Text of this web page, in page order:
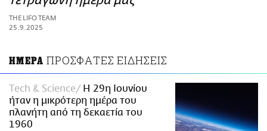
ΑΜΠΑ
PRINT
THE LIFO TEAM
25.9.2025
ΗΜΕΡΑ ΠΡΟΣΦΑΤΕΣ ΕΙΔΗΣΕΙΣ
Τech & Science
Η 29η Ιουνίου
ήταν η μικρότερη ημέρα του
πλανήτη από τη δεκαετία του
1960